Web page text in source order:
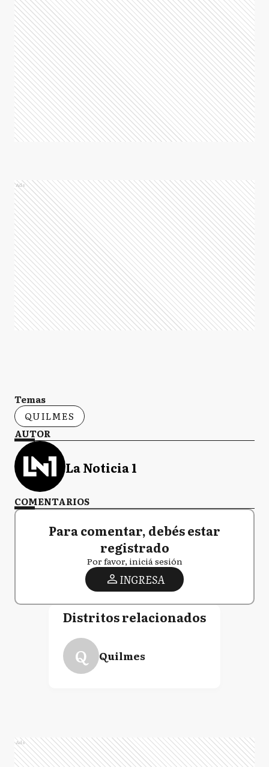
Ads
Temas
QUILMES
AUTOR
La Noticia 1
COMENTARIOS
Para comentar, debés estar
registrado
Por favor, iniciá sesión
INGRESA
Distritos relacionados
Q Quilmes
Ads